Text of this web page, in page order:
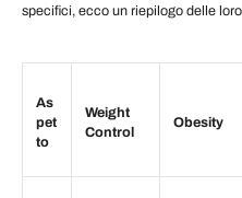
specifici, ecco un riepilogo delle
As
pet
to
Weight
Control
Obesity